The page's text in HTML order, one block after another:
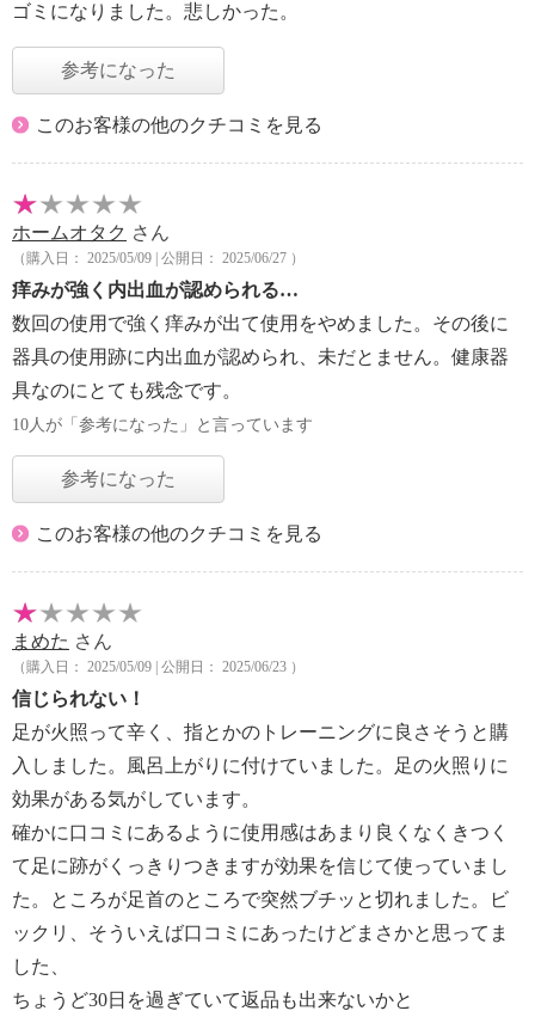
ゴミになりました。悲しかった。
参考になった
このお客様の他のクチコミを見る
ホームオタク さん
（購入日： 2025/05/09 | 公開日： 2025/06/27 ）
痒みが強く内出血が認められる…
数回の使用で強く痒みが出て使用をやめました。その後に
器具の使用跡に内出血が認められ、未だとません。健康器
具なのにとても残念です。
10人が「参考になった」と言っています
参考になった
このお客様の他のクチコミを見る
まめた さん
（購入日： 2025/05/09 | 公開日： 2025/06/23 ）
信じられない！
足が火照って辛く、指とかのトレーニングに良さそうと購
入しました。風呂上がりに付けていました。足の火照りに
効果がある気がしています。
確かに口コミにあるように使用感はあまり良くなくきつく
て足に跡がくっきりつきますが効果を信じて使っていまし
た。ところが足首のところで突然ブチッと切れました。ビ
ックリ、そういえば口コミにあったけどまさかと思ってま
した、
ちょうど30日を過ぎていて返品も出来ないかと